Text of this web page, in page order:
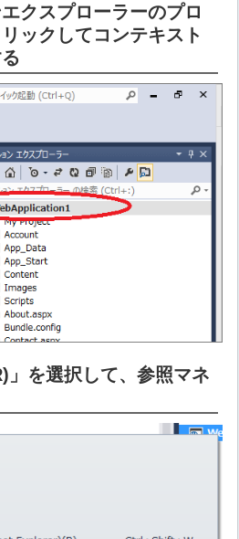
クスプローラーのプロ
ックしてコンテキスト
を選択して、参照マネ